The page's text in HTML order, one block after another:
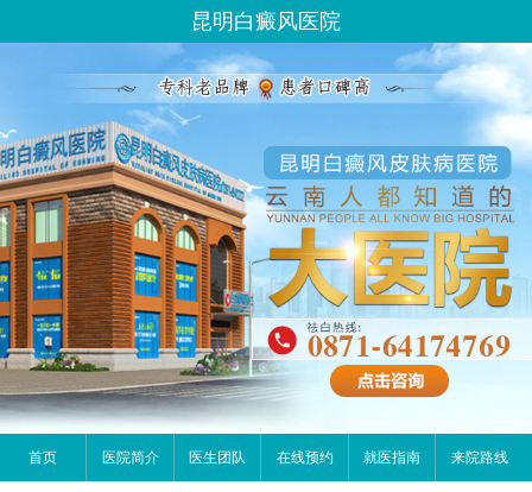
昆明白癜风医院
首页 医院简介 医生团队 在线预约 就医指南 来院路线